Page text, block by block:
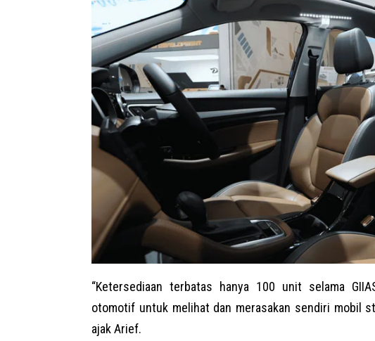
“Ketersediaan terbatas hanya 100 unit selama
otomotif untuk melihat dan merasakan sendiri mobil
ajak Arief.